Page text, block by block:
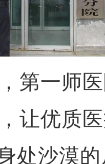
一师医
让优质
处沙漠